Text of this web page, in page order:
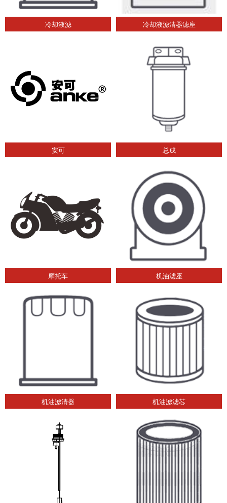
冷却液滤 冷却液滤清器滤座
安可 总成
摩托车 机油滤座
机油滤清器 机油滤滤芯